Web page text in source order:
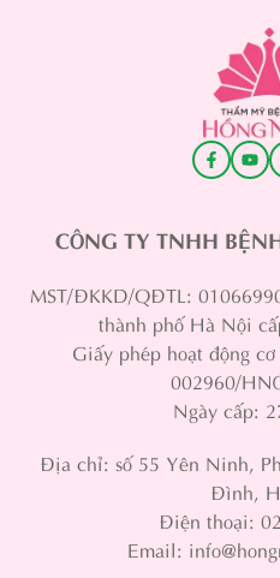
CÔNG TY TNHH
MST/ĐKKD/QĐTL:
thành phố Hà Nội
Giấy phép hoạt động
002960/
Ngày cấp:
Địa chỉ: số 55 Yên Ninh,
Đình,
Điện thoại:
Email: